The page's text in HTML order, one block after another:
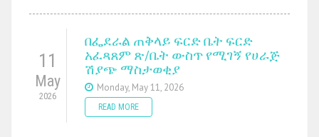
11
May
2026
በፌደራል ጠቅላይ ፍርድ ቤት ፍርድ
አፈጻጸም ጽ/ቤት ውስጥ የሚገኝ የሀራጅ
ሽያጭ ማስታወቂያ
Monday, May 11, 2026
READ MORE